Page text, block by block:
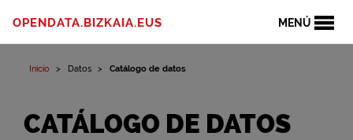
MENÚ
OPENDATA.BIZKAIA.EUS
Inicio Datos Catálogo de datos
CATÁLOGO DE DATOS